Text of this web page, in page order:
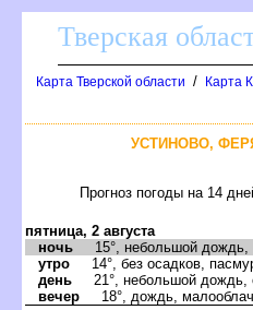
Тверская
Карта Тверской области / Карта
УСТИНОВО,
Прогноз погоды на 14
пятница, 2 августа
ночь 15°, небольшой дождь,
утро 14°, без осадков,
день 21°, небольшой дождь,
вечер 18°, дождь,